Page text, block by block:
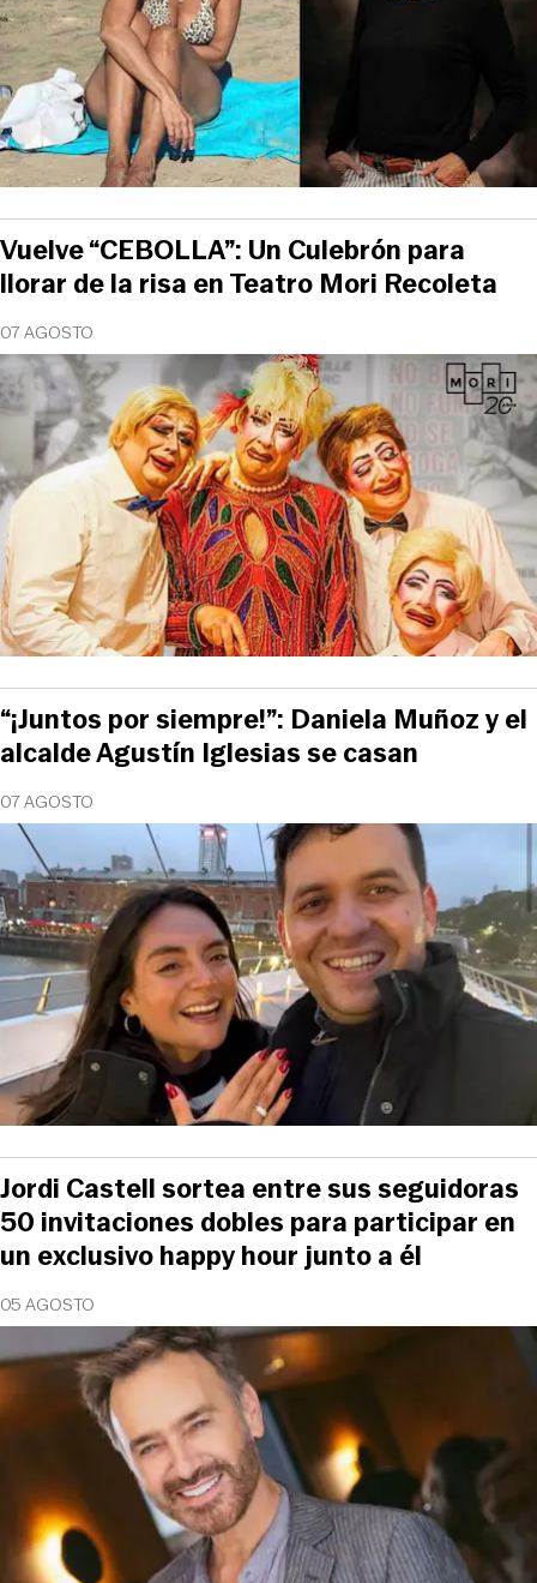
07 AGOSTO
Vuelve “CEBOLLA”: Un Culebrón para
llorar de la risa en Teatro Mori Recoleta
07 AGOSTO
“¡Juntos por siempre!”: Daniela Muñoz y el
alcalde Agustín Iglesias se casan
05 AGOSTO
Jordi Castell sortea entre sus seguidoras
50 invitaciones dobles para participar en
un exclusivo happy hour junto a él